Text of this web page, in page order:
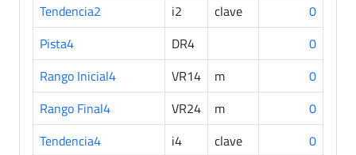
Tendencia2
i2 clave
0
Pista4
DR4
0
Rango Inicial4
VR14 m
0
Rango Final4
VR24 m
0
Tendencia4
i4 clave
0